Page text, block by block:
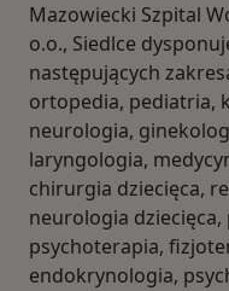
Mazowiecki Szpital
o.o., Siedlce
następujących
ortopedia, pediatria,
neurologia,
laryngologia,
chirurgia dziecięca,
neurologia
psychoterapia,
endokrynologia,